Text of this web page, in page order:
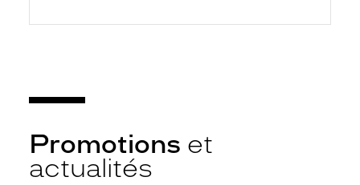
Promotions et
actualités